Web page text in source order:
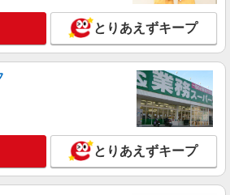
とりあえずキープ
とりあえずキープ